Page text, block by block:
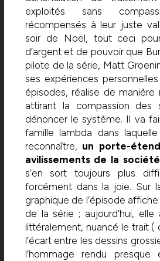
exploités sans
récompensés à leur juste
soir de Noël, tout ceci
d’argent et de pouvoir que
pilote de la série, Matt
ses expériences
épisodes, réalise de manière
attirant la compassion des
dénoncer le système. Il va
famille lambda dans
reconnaître, un porte-
avilissements de la
s’en sort toujours plus
forcément dans la joie. Sur
graphique de l’épisode
de la série ; aujourd’hui,
littéralement, nuancé le trait (
l’écart entre les dessins
l’hommage rendu